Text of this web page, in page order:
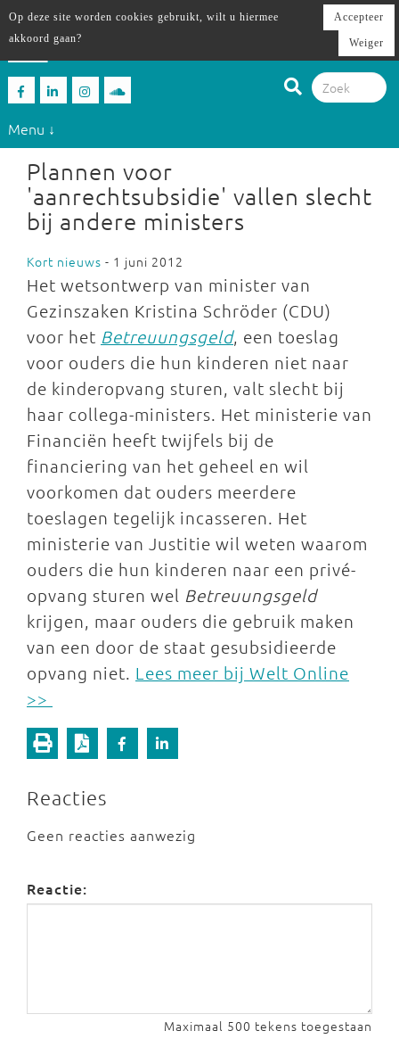
Menu ↓
Plannen voor
'aanrechtsubsidie' vallen slecht
bij andere ministers
Kort nieuws - 1 juni 2012
Het wetsontwerp van minister van
Gezinszaken Kristina Schröder (CDU)
voor het Betreuungsgeld, een toeslag
voor ouders die hun kinderen niet naar
de kinderopvang sturen, valt slecht bij
haar collega-ministers. Het ministerie van
Financiën heeft twijfels bij de
financiering van het geheel en wil
voorkomen dat ouders meerdere
toeslagen tegelijk incasseren. Het
ministerie van Justitie wil weten waarom
ouders die hun kinderen naar een privé-
opvang sturen wel Betreuungsgeld
krijgen, maar ouders die gebruik maken
van een door de staat gesubsidieerde
opvang niet. Lees meer bij Welt Online
>>
Reacties
Geen reacties aanwezig
Reactie:
Maximaal 500 tekens toegestaan
Op deze site worden cookies gebruikt, wilt u hiermee
akkoord gaan?
Accepteer
Weiger